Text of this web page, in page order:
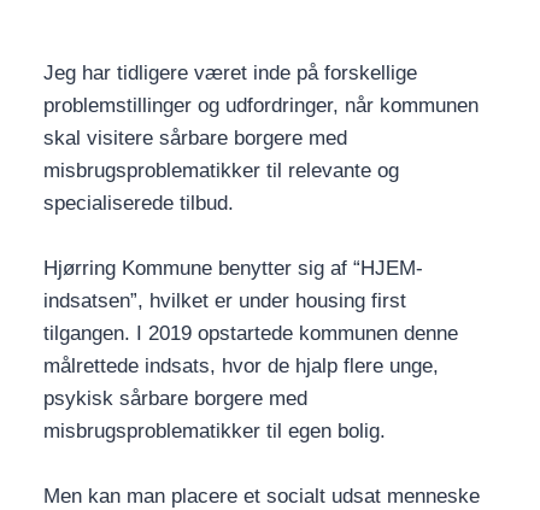
Jeg har tidligere været inde på forskellige
problemstillinger og udfordringer, når kommunen
skal visitere sårbare borgere med
misbrugsproblematikker til relevante og
specialiserede tilbud.
Hjørring Kommune benytter sig af “HJEM-
indsatsen”, hvilket er under housing first
tilgangen. I 2019 opstartede kommunen denne
målrettede indsats, hvor de hjalp flere unge,
psykisk sårbare borgere med
misbrugsproblematikker til egen bolig.
Men kan man placere et socialt udsat menneske